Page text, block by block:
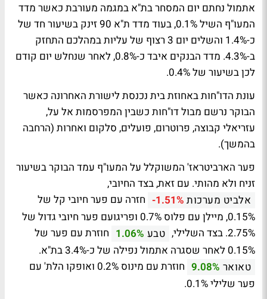
אתמול נחתם יום המסחר בת"א במגמה מעורבת כאשר מדד
המעו"ף השיל 0.1%, בעוד מדד ת"א 90 זינק בשיעור חד של
כ-1.4% והשלים יום 3 רצוף של עליות במהלכם התחזק
ב-4.3%. מדד הבנקים איבד כ-0.8%, לאחר שנחלש יום קודם
לכן בשיעור של 0.4%.
עונת הדו"חות באחוזת בית נכנסת לישורת האחרונה כאשר
הבוקר נרשם מבול דו"חות כשבין המפרסמות אל על,
עזריאלי קבוצה, פרוטרום, פועלים, סלקום ואחרות (הרחבה
בהמשך).
פער הארביטראז' המשוקלל על המעו"ף עמד הבוקר בשיעור
זניח ולא מהותי. עם זאת, בצד החיובי,
אלביט מערכות -1.51% חזרה עם פער חיובי קל של
0.15%, מיילן עם פלוס 0.7% ופריגועם פער חיובי גדול של
2.75%. בצד השלילי,
טבע 1.06% חוזרת עם פער של
0.15% לאחר שסגרה אתמול נפילה של כ-3.4% בת"א.
טאואר 9.08%
חוזרת עם מינוס 0.2% ואופקו הלת' עם
פער שלילי 0.1%.